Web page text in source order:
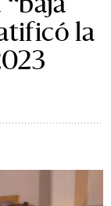
la